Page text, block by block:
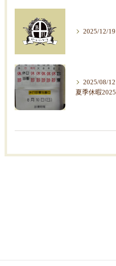
2025/12/19
2025/08/12
夏季休暇2025